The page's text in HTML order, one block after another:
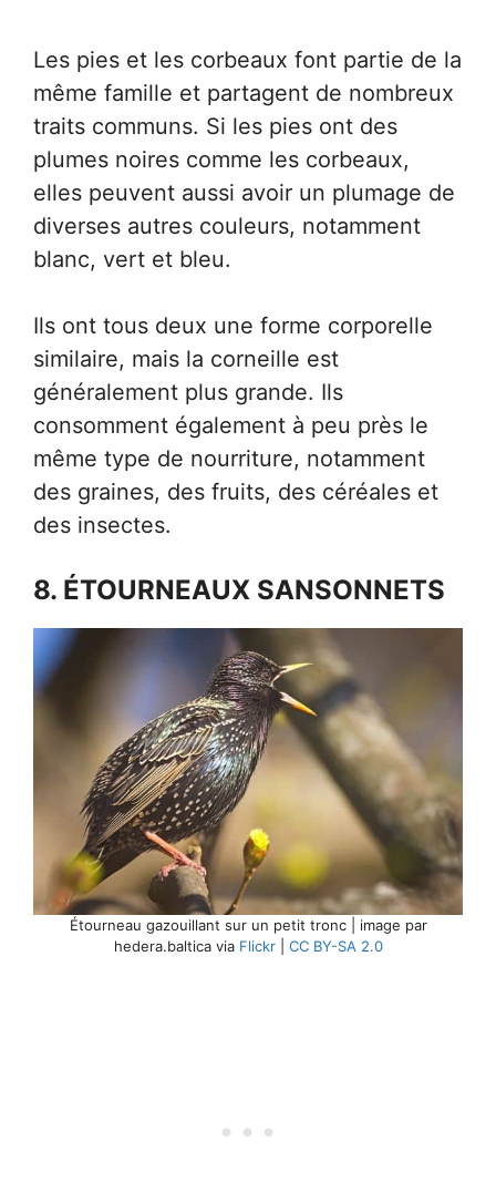
Les pies et les corbeaux font partie de la
même famille et partagent de nombreux
traits communs. Si les pies ont des
plumes noires comme les corbeaux,
elles peuvent aussi avoir un plumage de
diverses autres couleurs, notamment
blanc, vert et bleu.
Ils ont tous deux une forme corporelle
similaire, mais la corneille est
généralement plus grande. Ils
consomment également à peu près le
même type de nourriture, notamment
des graines, des fruits, des céréales et
des insectes.
8. ÉTOURNEAUX SANSONNETS
Étourneau gazouillant sur un petit tronc | image par
hedera.baltica via Flickr| CC BY-SA 2.0